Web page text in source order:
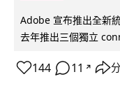
Adobe 宣布推出全新
去年推出三個獨立
144 11 ↗